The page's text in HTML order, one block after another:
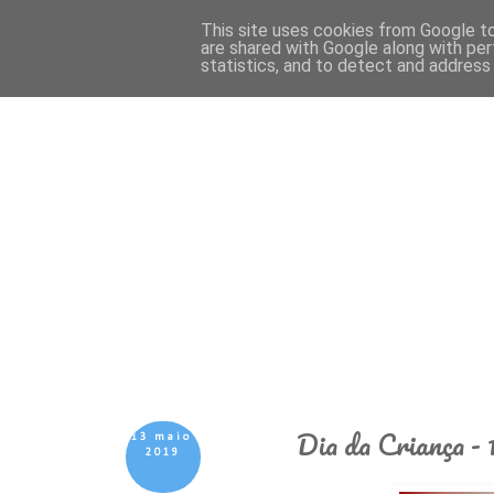
13 maio
2019
Dia da Criança -
This site uses cookies from Google
are shared with Google along with
statistics, and to detect and address